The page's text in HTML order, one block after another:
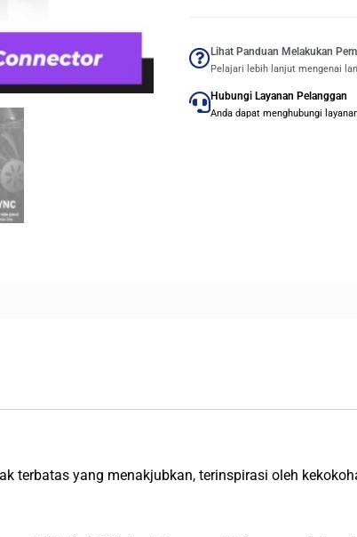
Module
BLACK
quantity
Lihat Panduan Melakukan
Pelajari lebih lanjut mengenai
Hubungi Layanan Pelanggan
Anda dapat menghubungi
terbatas yang menakjubkan, terinspirasi oleh